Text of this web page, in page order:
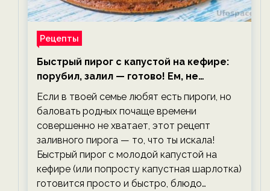
Рецепты
Быстрый пирог с капустой на кефире:
порубил, залил — готово! Ем, не
тревожась о фигуре!
Если в твоей семье любят есть пироги, но
баловать родных почаще времени
совершенно не хватает, этот рецепт
заливного пирога — то, что ты искала!
Быстрый пирог с молодой капустой на
кефире (или попросту капустная шарлотка)
готовится просто и быстро, блюдо…